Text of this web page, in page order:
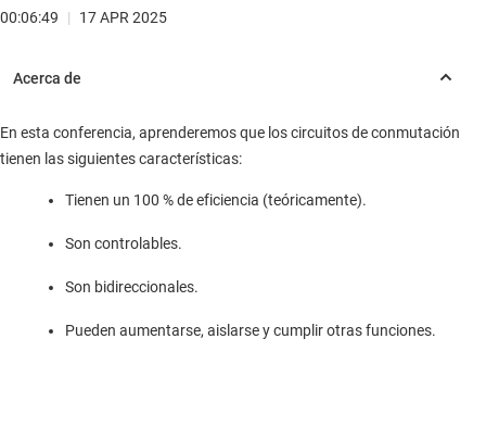
00:06:49 | 17 APR 2025
En esta conferencia, aprenderemos que los circuitos de conmutación
tienen las siguientes características:
Tienen un 100 % de eficiencia (teóricamente).
Son controlables.
Son bidireccionales.
Pueden aumentarse, aislarse y cumplir otras funciones.